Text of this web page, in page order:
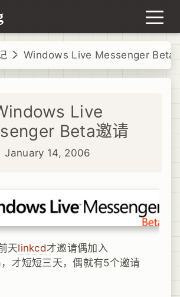
Windows Live Messenger Beta
Live
Beta邀请
January 14, 2006
天linkcd才邀请偶加入
才短短三天，偶就有5个邀请